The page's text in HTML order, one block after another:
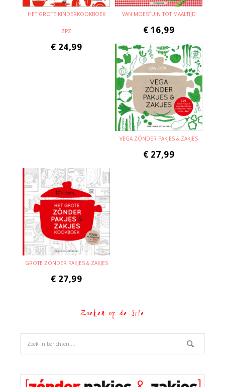
HET GROTE KINDERKOOKBOEK
ZPZ
€ 24,99
VAN MOESTUIN TOT MAALTIJD
€ 16,99
VEGA ZÓNDER PAKJES & ZAKJES
€ 27,99
GROTE ZÓNDER PAKJES & ZAKJES
€ 27,99
Zoeken op de site